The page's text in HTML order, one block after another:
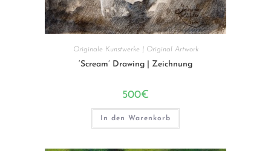
Originale Kunstwerke | Original Artwork
‘Scream’ Drawing | Zeichnung
500€
In den Warenkorb